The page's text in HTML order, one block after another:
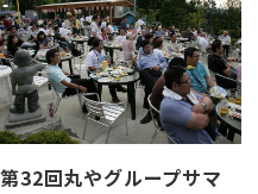
第32回丸やグループサマ